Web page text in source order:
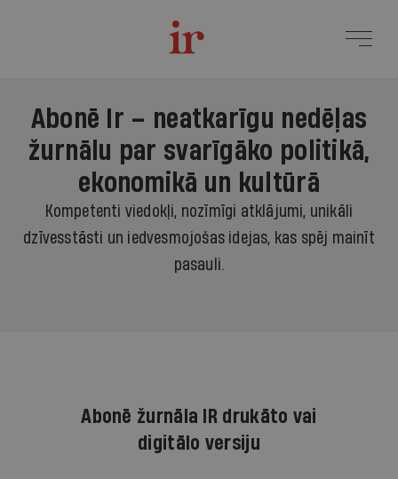
Abonē Ir – neatkarīgu nedēļas
žurnālu par svarīgāko politikā,
ekonomikā un kultūrā
Kompetenti viedokļi, nozīmīgi atklājumi, unikāli
dzīvesstāsti un iedvesmojošas idejas, kas spēj mainīt
pasauli.
Abonē žurnāla IR drukāto vai
digitālo versiju